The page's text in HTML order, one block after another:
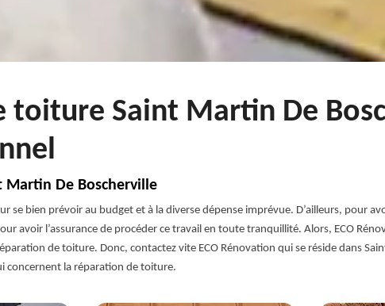
toiture Saint Martin De
De Boscherville
se bien prévoir au budget et à la diverse dépense imprévue. D’ailleurs, pour
avoir l’assurance de procéder ce travail en toute tranquillité. Alors, ECO
de toiture. Donc, contactez vite ECO Rénovation qui se réside dans
concernent la réparation de toiture.